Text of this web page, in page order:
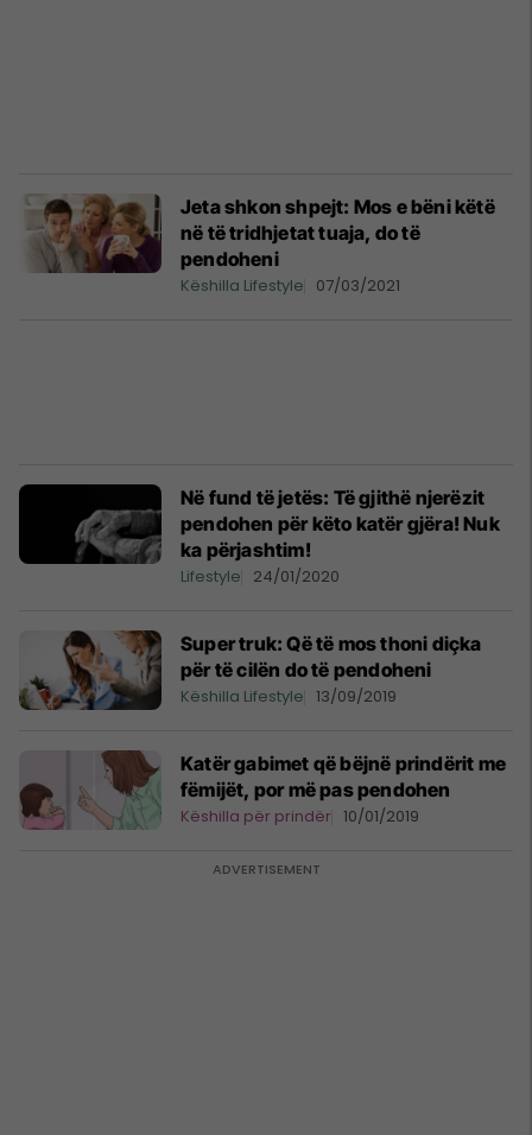
Jeta shkon shpejt: Mos e bëni këtë
në të tridhjetat tuaja, do të
pendoheni
Këshilla Lifestyle 07/03/2021
Në fund të jetës: Të gjithë njerëzit
pendohen për këto katër gjëra! Nuk
ka përjashtim!
Lifestyle 24/01/2020
Super truk: Që të mos thoni diçka
për të cilën do të pendoheni
Këshilla Lifestyle 13/09/2019
Katër gabimet që bëjnë prindërit me
fëmijët, por më pas pendohen
Këshilla për prindër 10/01/2019